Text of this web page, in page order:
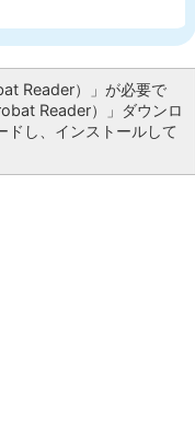
Reader）」が必要で
Reader）」ダウンロ
ドし、インストールして